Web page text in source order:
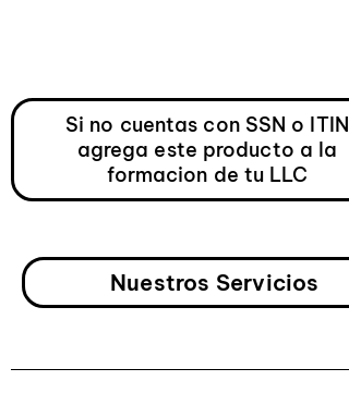
Si no cuentas con SSN o ITIN
agrega este producto a la
formacion de tu LLC
Nuestros Servicios